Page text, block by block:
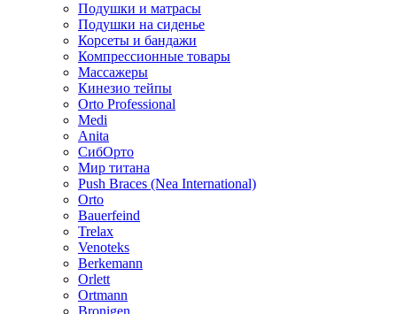
Подушки и матрасы
Подушки на сиденье
Корсеты и бандажи
Компрессионные товары
Массажеры
Кинезио тейпы
Orto Professional
Medi
Anita
СибОрто
Мир титана
Push Braces (Nea International)
Orto
Bauerfeind
Trelax
Venoteks
Berkemann
Orlett
Ortmann